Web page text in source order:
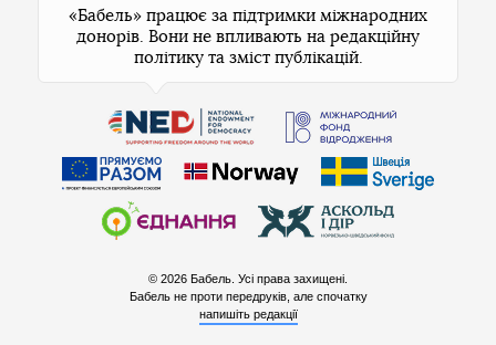
«Бабель» працює за підтримки міжнародних
донорів. Вони не впливають на редакційну
політику та зміст публікацій.
© 2026 Бабель. Усі права захищені.
Бабель не проти передруків, але спочатку
напишіть редакції